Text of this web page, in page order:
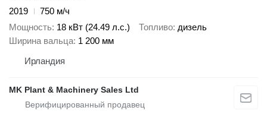
2019
750 м/ч
Мощность 18 кВт (24.49 л.с.) Топливо дизель
Ширина вальца 1 200 мм
Ирландия
MK Plant & Machinery Sales Ltd